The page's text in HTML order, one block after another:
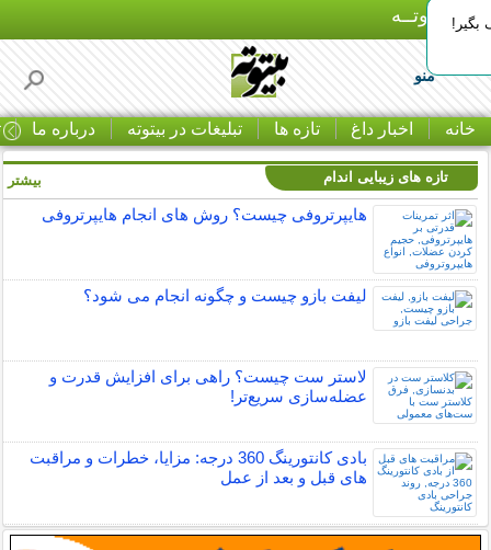
بـیتوتــه
منو
خانه اخبار داغ تازه ها تبلیغات در بیتوته درباره ما
تازه های زیبایی اندام
هایپرتروفی چیست؟ روش های انجام هایپرتروفی
لیفت بازو چیست و چگونه انجام می شود؟
لاستر ست چیست؟ راهی برای افزایش قدرت و
عضله‌سازی سریع‌تر!
بادی کانتورینگ 360 درجه: مزایا، خطرات و مراقبت
های قبل و بعد از عمل
بیشتر